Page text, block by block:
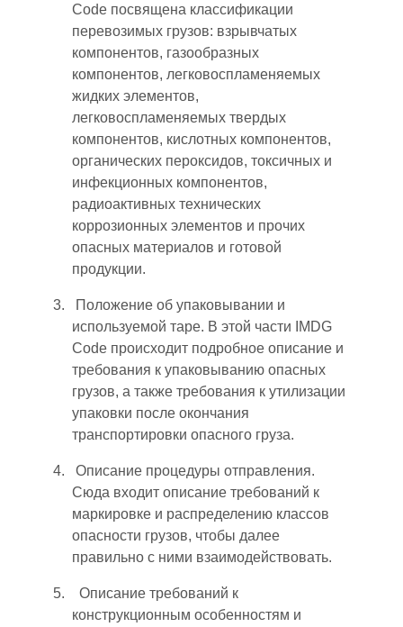
Code посвящена классификации
перевозимых грузов: взрывчатых
компонентов, газообразных
компонентов, легковоспламеняемых
жидких элементов,
легковоспламеняемых твердых
компонентов, кислотных компонентов,
органических пероксидов, токсичных и
инфекционных компонентов,
радиоактивных технических
коррозионных элементов и прочих
опасных материалов и готовой
продукции.
Положение об упаковывании и
используемой таре. В этой части IMDG
Code происходит подробное описание и
требования к упаковыванию опасных
грузов, а также требования к утилизации
упаковки после окончания
транспортировки опасного груза.
Описание процедуры отправления.
Сюда входит описание требований к
маркировке и распределению классов
опасности грузов, чтобы далее
правильно с ними взаимодействовать.
Описание требований к
конструкционным особенностям и